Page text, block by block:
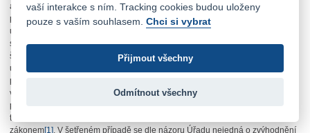
automaticky plný počet bodů za to, že na tom kterém konkrétním místě vlastní
prostory sloužící k předprodeji jízdních dokladů. Úřad na tomto místě
upozorňuje,
že obecně ve všech případech, kdy zadavatel poptává opakující
se plnění, které mu již dříve bylo jiným dodavatelem plněno (jako v případě
šetřené veřejné zakázky), se lze domnívat, že tento dodavatel disponuje
určitou výhodou oproti ostatním dodavatelům, která spočívá typicky
především v přístupu k informacím vyplývajícím z faktu, že dodavatel
v současné době plnění poskytuje. V takovém případě má dodavatel, který
předmětné služby v minulosti poskytoval, určitou faktickou výhodu, nicméně
tuto nelze automaticky považovat za neoprávněnou, resp. v rozporu se
zákonem[1]. V šetřeném případě se dle názoru Úřadu nejedná o zvýhodnění
vaší interakce s ním. Tracking cookies budou uloženy
pouze s vaším souhlasem.Chci si vybrat
Přijmout všechny
Odmítnout všechny